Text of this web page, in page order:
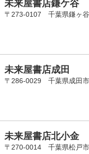
未来屋書店鎌ケ谷
〒273-0107 千葉県鎌ヶ
未来屋書店成田
〒286-0029 千葉県成田
未来屋書店北小金
〒270-0014 千葉県松戸